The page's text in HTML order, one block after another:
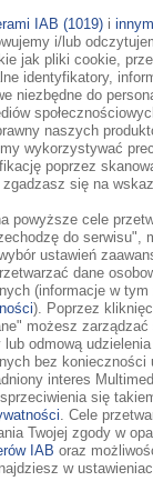
2017 (12:15)
w
podbić
się,
jednej
się teraz
autor utworu "It
Selena
IAB (1019) i
i/lub
jak pliki cookie,
identyfikatory,
niezbędne do
naszych
wykorzystywać
poprzez
się na
powyższe cele
do serwisu",
ustawień
dane
(informacje w
). Poprzez
możesz zarządzać
odmową
bez konieczności
interes
się
. Cele
Twojej zgody w
IAB oraz
w